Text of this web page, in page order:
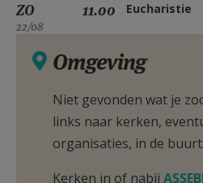
ZO
22/08
11.00 Eucharistie
Omgeving
Niet gevonden wat je
links naar kerken,
organisaties, in de buurt.
Kerken in of nabij